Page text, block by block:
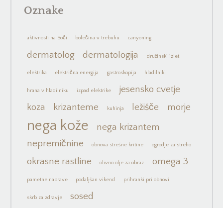
Oznake
aktivnosti na Soči bolečina v trebuhu canyoning
dermatolog dermatologija družinski izlet
elektrika električna energija gastroskopija hladilniki
hrana v hladilniku izpad elektrike
jesensko cvetje
koza
krizanteme kuhinja ležišče morje
nega kože
nega krizantem
nepremičnine
obnova strešne kritine ogrodje za streho
okrasne rastline olivno olje za obraz omega 3
pametne naprave podaljšan vikend prihranki pri obnovi
skrb za zdravje sosed